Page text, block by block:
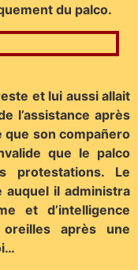
du palco.
et lui aussi allait
l’assistance après
que son compañero
que le palco
protestations. Le
auquel il administra
et d’intelligence
après une